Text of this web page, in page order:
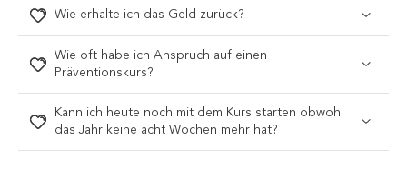
Wie erhalte ich das Geld zurück?
Wie oft habe ich Anspruch auf einen
Präventionskurs?
Kann ich heute noch mit dem Kurs starten obwohl
das Jahr keine acht Wochen mehr hat?